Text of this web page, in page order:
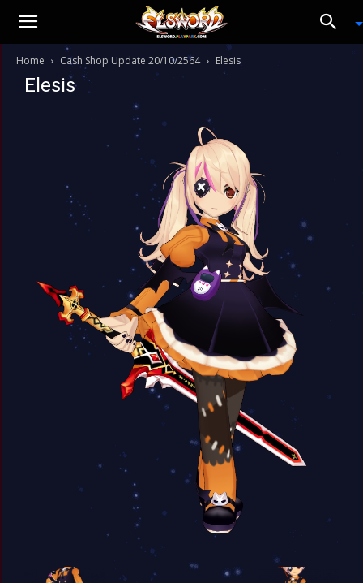
Home Cash Shop Update 20/10/2564 Elesis
Elesis